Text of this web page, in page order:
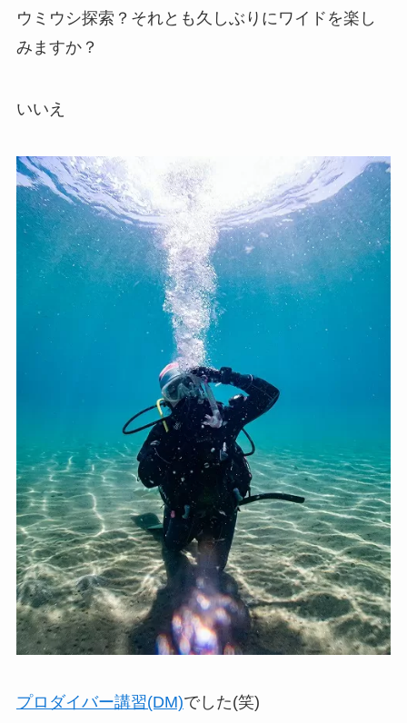
ウミウシ探索？それとも久しぶりにワイドを楽し
みますか？
いいえ
プロダイバー講習(DM)でした(笑)